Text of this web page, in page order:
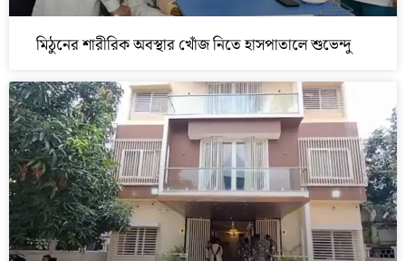
মিঠুনের শারীরিক অবস্থার খোঁজ নিতে হাসপাতালে শুভেন্দু